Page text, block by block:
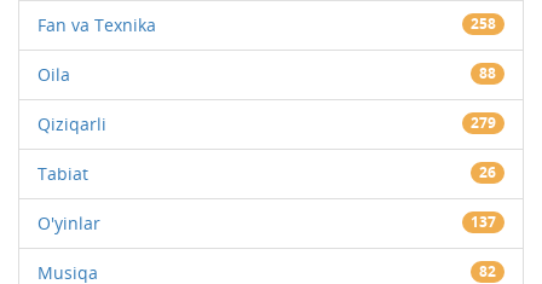
Fan va Texnika 258
Oila 88
Qiziqarli 279
Tabiat 26
O'yinlar 137
Musiqa 82